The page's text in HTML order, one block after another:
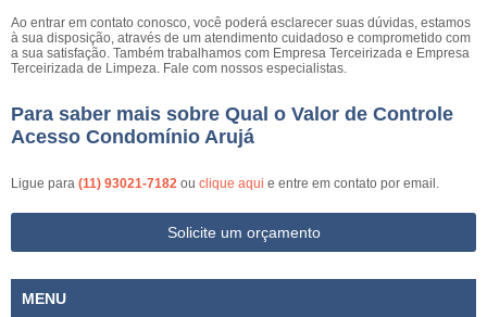
Ao entrar em contato conosco, você poderá esclarecer suas dúvidas, estamos
à sua disposição, através de um atendimento cuidadoso e comprometido com
a sua satisfação. Também trabalhamos com Empresa Terceirizada e Empresa
Terceirizada de Limpeza. Fale com nossos especialistas.
Para saber mais sobre Qual o Valor de Controle
Acesso Condomínio Arujá
Ligue para (11) 93021-7182 ou clique aqui e entre em contato por email.
Solicite um orçamento
MENU